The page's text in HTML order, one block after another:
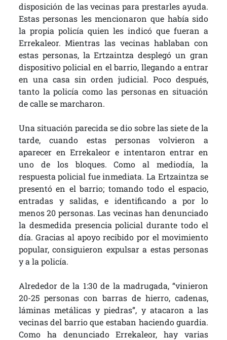
disposición de las vecinas para prestarles ayuda.
Estas personas les mencionaron que había sido
la propia policía quien les indicó que fueran a
Errekaleor. Mientras las vecinas hablaban con
estas personas, la Ertzaintza desplegó un gran
dispositivo policial en el barrio, llegando a entrar
en una casa sin orden judicial. Poco después,
tanto la policía como las personas en situación
de calle se marcharon.
Una situación parecida se dio sobre las siete de la
tarde, cuando estas personas volvieron a
aparecer en Errekaleor e intentaron entrar en
uno de los bloques. Como al mediodía, la
respuesta policial fue inmediata. La Ertzaintza se
presentó en el barrio; tomando todo el espacio,
entradas y salidas, e identificando a por lo
menos 20 personas. Las vecinas han denunciado
la desmedida presencia policial durante todo el
día. Gracias al apoyo recibido por el movimiento
popular, consiguieron expulsar a estas personas
y a la policía.
Alrededor de la 1:30 de la madrugada, “vinieron
20-25 personas con barras de hierro, cadenas,
láminas metálicas y piedras”, y atacaron a las
vecinas del barrio que estaban haciendo guardia.
Como ha denunciado Errekaleor, hay varias